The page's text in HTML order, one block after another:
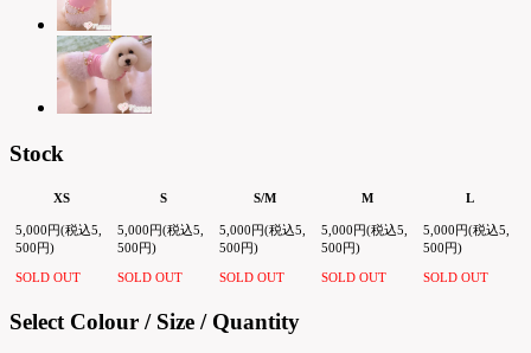
Stock
XS S S/M M L
5,000円(税込5,
500円)
SOLD OUT
5,000円(税込5,
500円)
SOLD OUT
5,000円(税込5,
500円)
SOLD OUT
5,000円(税込5,
500円)
SOLD OUT
5,000円(税込5,
500円)
SOLD OUT
Select Colour / Size / Quantity